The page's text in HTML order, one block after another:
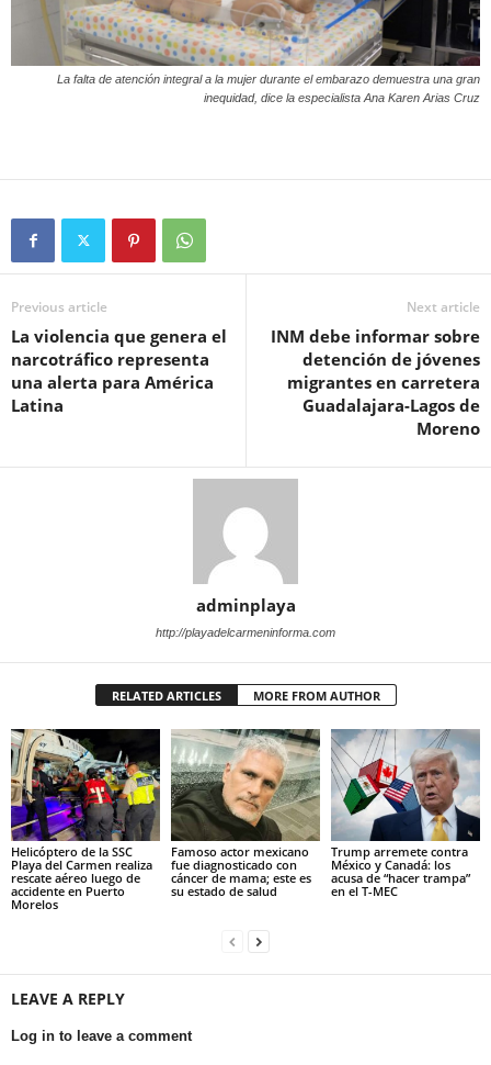
La falta de atención integral a la mujer durante el embarazo demuestra una gran
inequidad, dice la especialista Ana Karen Arias Cruz
Previous article
La violencia que genera el
narcotráfico representa
una alerta para América
Latina
Next article
INM debe informar sobre
detención de jóvenes
migrantes en carretera
Guadalajara-Lagos de
Moreno
adminplaya
http://playadelcarmeninforma.com
RELATED ARTICLES MORE FROM AUTHOR
Helicóptero de la SSC
Playa del Carmen realiza
rescate aéreo luego de
accidente en Puerto
Morelos
Famoso actor mexicano
fue diagnosticado con
cáncer de mama; este es
su estado de salud
Trump arremete contra
México y Canadá: los
acusa de “hacer trampa”
en el T-MEC
LEAVE A REPLY
Log in to leave a comment